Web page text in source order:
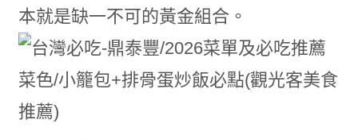
本就是缺一不可的黃金組合。